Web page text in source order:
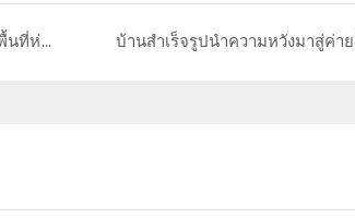
บ้านภูเขาสำเร็จรูปปฏิวัติรูปแบบการก่อสร้างในพื้นที่ห่างไกล！